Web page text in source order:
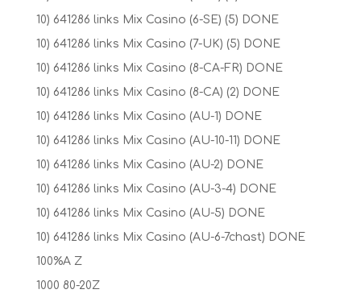
10) 641286 links Mix Casino (6-SE) (5) DONE
10) 641286 links Mix Casino (7-UK) (5) DONE
10) 641286 links Mix Casino (8-CA-FR) DONE
10) 641286 links Mix Casino (8-CA) (2) DONE
10) 641286 links Mix Casino (AU-1) DONE
10) 641286 links Mix Casino (AU-10-11) DONE
10) 641286 links Mix Casino (AU-2) DONE
10) 641286 links Mix Casino (AU-3-4) DONE
10) 641286 links Mix Casino (AU-5) DONE
10) 641286 links Mix Casino (AU-6-7chast) DONE
100%A Z
1000 80-20Z